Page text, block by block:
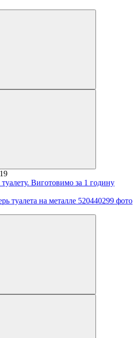
Виготовимо за 1 годину